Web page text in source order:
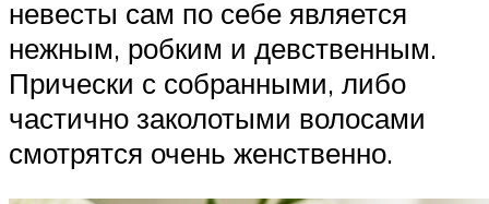
невесты сам по себе является
нежным, робким и девственным.
Прически с собранными, либо
частично заколотыми волосами
смотрятся очень женственно.